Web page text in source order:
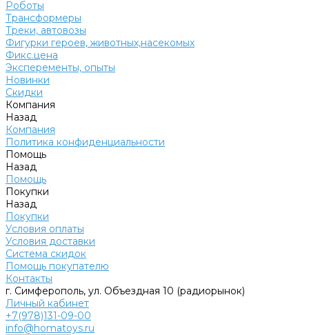
Роботы
Трансформеры
Треки, автовозы
Фигурки героев, животных,насекомых
Фикс.цена
Эксперементы, опыты
Новинки
Скидки
Компания
Назад
Компания
Политика конфиденциальности
Помощь
Назад
Помощь
Покупки
Назад
Покупки
Условия оплаты
Условия доставки
Система скидок
Помощь покупателю
Контакты
г. Симферополь, ул. Объездная 10 (радиорынок)
Личный кабинет
+7(978)131-09-00
info@homatoys.ru